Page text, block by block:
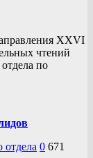
XXVI
чтений
по
отдела 0 671